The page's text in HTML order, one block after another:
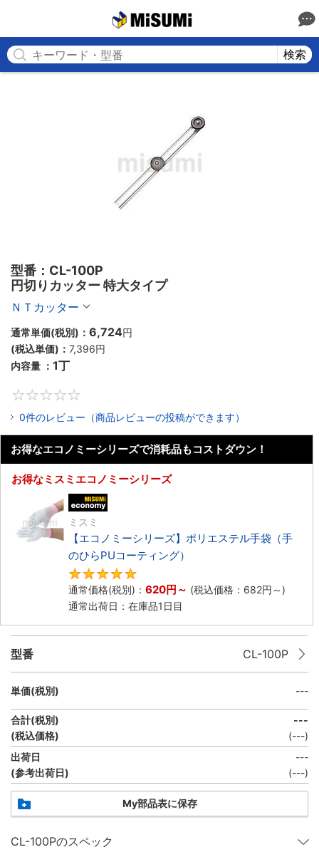
検索
型番：CL-100P
円切りカッター 特大タイプ
ＮＴカッター
通常単価(税別)： 6,724円
(税込単価)： 7,396円
内容量 ： 1丁
0件のレビュー（商品レビューの投稿ができます）
お得なエコノミーシリーズで消耗品もコストダウン！
お得なミスミエコノミーシリーズ
ミスミ
【エコノミーシリーズ】ポリエステル手袋（手
のひらPUコーティング）
通常価格(税別)： 620円 ～ (税込価格： 682円 ～)
通常出荷日：在庫品1日目
型番 CL-100P
単価(税別) ---
合計(税別)
(税込価格)
---
(---)
出荷日
(参考出荷日)
---
(---)
My部品表に保存
CL-100Pのスペック